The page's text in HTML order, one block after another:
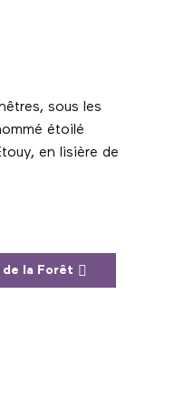
sous les
étoilé
en lisière de
de la Forêt